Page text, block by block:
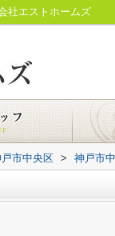
社エストホームズ
市中央区 > 神戸市